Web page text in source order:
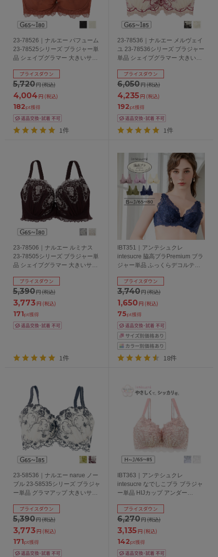
23-78526｜ナルエー パフューム
23-78525シリーズ ブラジャー単
品 シェイプグラマー 大きいサイ
65/70/75/80cm
5,720円(税込)
プライスダウン
4,004円 (税込)
182pt獲得
1件
23-78536｜ナルエー メルヴェイ
ユ 23-78536シリーズ ブラジャー
単品 シェイプグラマー 大きいサ
65/70/75/80/85cm
6,050円(税込)
プライスダウン
4,235円 (税込)
192pt獲得
1件
23-78506｜ナルエー ルミナス
23-78505シリーズ ブラジャー単
品 シェイプグラマー 大きいサイ
65/70/75/80cm
5,390円(税込)
プライスダウン
3,773円 (税込)
171pt獲得
1件
IBT351｜アンテシュクレ
intesucre 脇高ブラPremium ブラ
ジャー単品 ふっくらデコルテメ
ー65/70/75/80cm
3,740円(税込)
プライスダウン
1,650円 (税込)
75pt獲得
18件
23-58536｜ナルエー narue ノー
ブル 23-58535シリーズ ブラジャ
ー単品 グラマアップ 大きいサイ
65/70/75/80/85cm
5,390円(税込)
プライスダウン
3,773円 (税込)
171pt獲得
IBT363｜アンテシュクレ
intesucre なでしこブラ ブラジャ
ー単品 HIJカップ アンダー
6,270円(税込)
プライスダウン
3,135円 (税込)
142pt獲得